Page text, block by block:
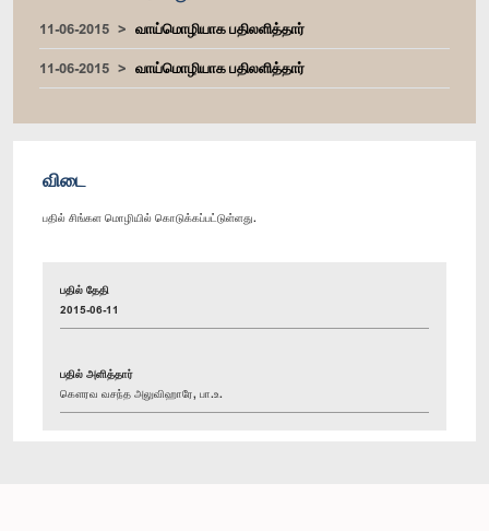
11-06-2015
வாய்மொழியாக பதிலளித்தார்
11-06-2015
வாய்மொழியாக பதிலளித்தார்
விடை
பதில் சிங்கள மொழியில் கொடுக்கப்பட்டுள்ளது.
பதில் தேதி
2015-06-11
பதில் அளித்தார்
கௌரவ வசந்த அலுவிஹாரே, பா.உ.